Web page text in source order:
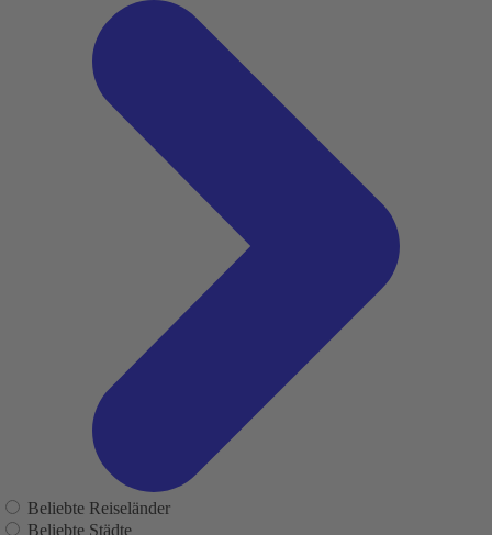
Beliebte Reiseländer
Beliebte Städte